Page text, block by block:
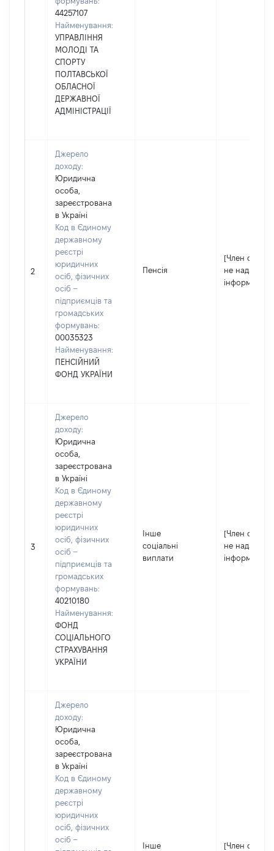
44257107
Найменування:
УПРАВЛІННЯ
МОЛОДІ ТА
СПОРТУ
ПОЛТАВСЬКОЇ
ОБЛАСНОЇ
ДЕРЖАВНОЇ
АДМІНІСТРАЦІЇ
2
Джерело
доходу:
Юридична
особа,
зареєстрована
в Україні
Код в Єдиному
державному
реєстрі
юридичних
осіб, фізичних
осіб –
підприємців та
громадських
формувань:
00035323
Найменування:
ПЕНСІЙНИЙ
ФОНД УКРАЇНИ
Пенсія
[Член сім'ї
не надав
інформацію]
3
Джерело
доходу:
Юридична
особа,
зареєстрована
в Україні
Код в Єдиному
державному
реєстрі
юридичних
осіб, фізичних
осіб –
підприємців та
громадських
формувань:
40210180
Найменування:
ФОНД
СОЦІАЛЬНОГО
СТРАХУВАННЯ
УКРАЇНИ
Інше
соціальні
виплати
[Член сім'ї
не надав
інформацію]
Джерело
доходу:
Юридична
особа,
зареєстрована
в Україні
Код в Єдиному
державному
реєстрі
юридичних
осіб, фізичних
осіб –
Інше [Член сім'ї